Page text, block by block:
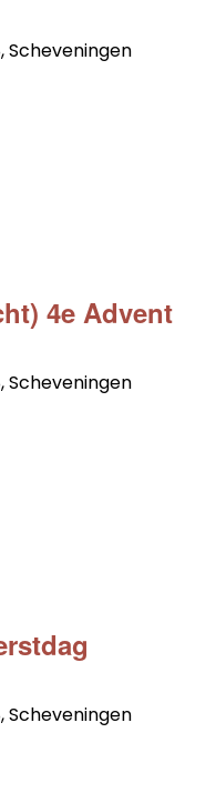
Scheveningen
4e Advent
Scheveningen
Scheveningen